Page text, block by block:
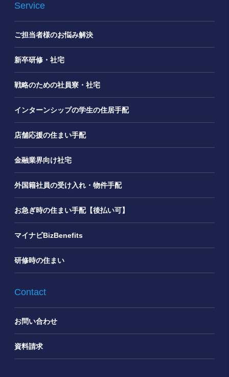
Service
ご担当者様のお悩み解決
新卒研修・社宅
戦略のための社員寮・社宅
インターンシップの学生の住居手配
店舗応援の住まい手配
金融業界向け社宅
外国籍社員の受け入れ・物件手配
お急ぎ時の住まい手配【後払い可】
マイナビBizBenefits
研修時の住まい
Contact
お問い合わせ
資料請求